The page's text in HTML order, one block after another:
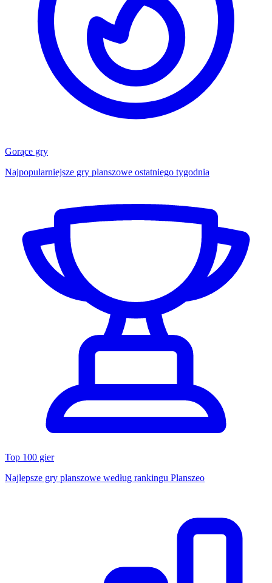
Gorące gry
Najpopularniejsze gry planszowe ostatniego tygodnia
Top 100 gier
Najlepsze gry planszowe według rankingu Planszeo